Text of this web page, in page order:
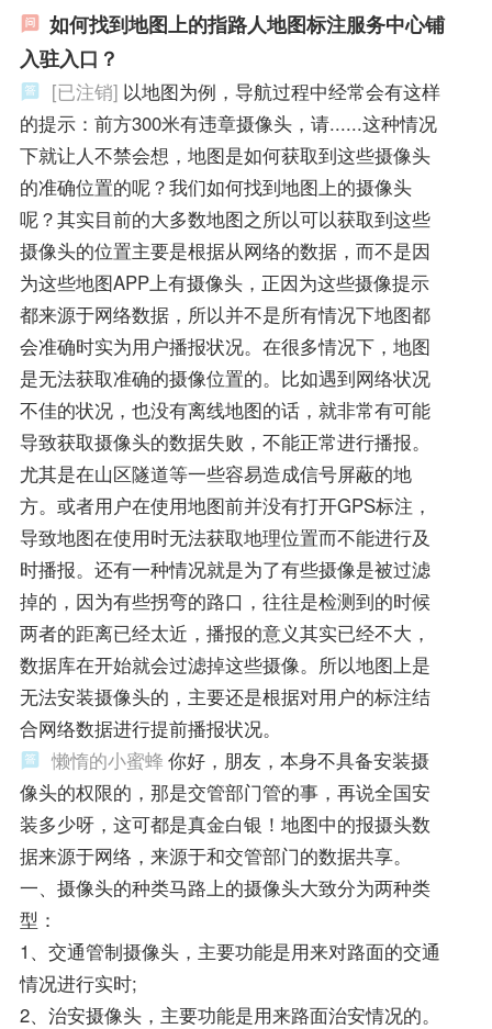
如何找到地图上的指路人地图标注服务中心铺
入驻入口？
[已注销] 以地图为例，导航过程中经常会有这样
的提示：前方300米有违章摄像头，请......这种情况
下就让人不禁会想，地图是如何获取到这些摄像头
的准确位置的呢？我们如何找到地图上的摄像头
呢？其实目前的大多数地图之所以可以获取到这些
摄像头的位置主要是根据从网络的数据，而不是因
为这些地图APP上有摄像头，正因为这些摄像提示
都来源于网络数据，所以并不是所有情况下地图都
会准确时实为用户播报状况。在很多情况下，地图
是无法获取准确的摄像位置的。比如遇到网络状况
不佳的状况，也没有离线地图的话，就非常有可能
导致获取摄像头的数据失败，不能正常进行播报。
尤其是在山区隧道等一些容易造成信号屏蔽的地
方。或者用户在使用地图前并没有打开GPS标注，
导致地图在使用时无法获取地理位置而不能进行及
时播报。还有一种情况就是为了有些摄像是被过滤
掉的，因为有些拐弯的路口，往往是检测到的时候
两者的距离已经太近，播报的意义其实已经不大，
数据库在开始就会过滤掉这些摄像。所以地图上是
无法安装摄像头的，主要还是根据对用户的标注结
合网络数据进行提前播报状况。
懒惰的小蜜蜂 你好，朋友，本身不具备安装摄
像头的权限的，那是交管部门管的事，再说全国安
装多少呀，这可都是真金白银！地图中的报摄头数
据来源于网络，来源于和交管部门的数据共享。
一、摄像头的种类马路上的摄像头大致分为两种类
型：
1、交通管制摄像头，主要功能是用来对路面的交通
情况进行实时;
2、治安摄像头，主要功能是用来路面治安情况的。